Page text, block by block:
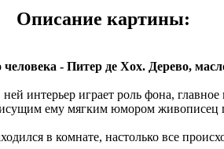
Описание картины:
- Питер де Хох. Дерево,
интерьер играет роль фона,
ему мягким юмором
в комнате, настолько все